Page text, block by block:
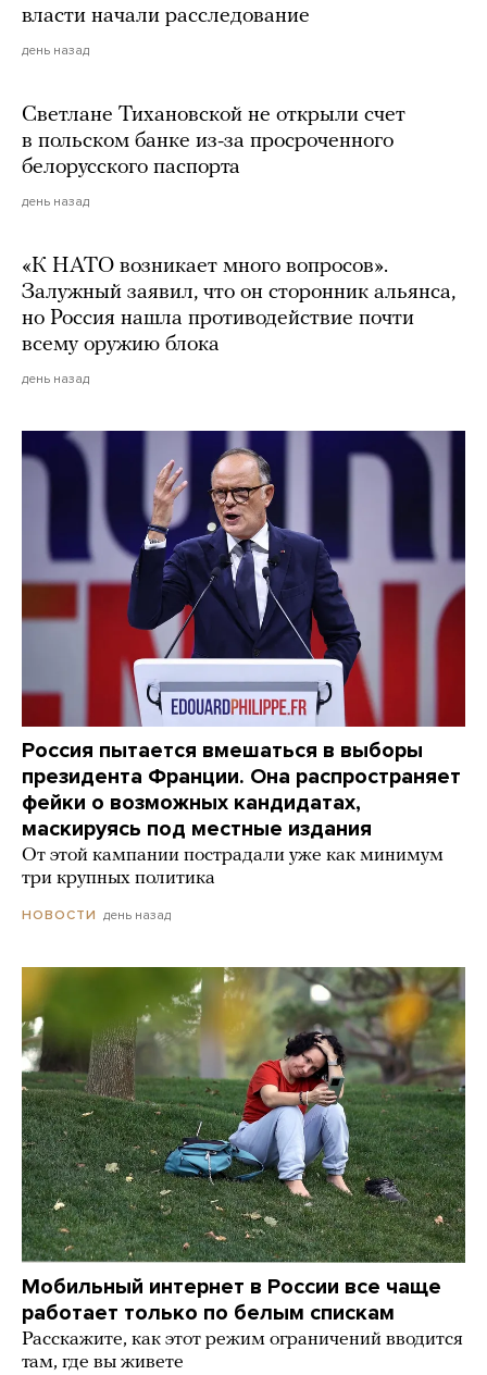
власти начали расследование
день назад
Светлане Тихановской не открыли счет
в польском банке из-за просроченного
белорусского паспорта
день назад
«К НАТО возникает много вопросов».
Залужный заявил, что он сторонник альянса,
но Россия нашла противодействие почти
всему оружию блока
день назад
Россия пытается вмешаться в выборы
президента Франции. Она распространяет
фейки о возможных кандидатах,
маскируясь под местные издания
От этой кампании пострадали уже как минимум
три крупных политика
НОВОСТИ день назад
Мобильный интернет в России все чаще
работает только по белым спискам
Расскажите, как этот режим ограничений вводится
там, где вы живете